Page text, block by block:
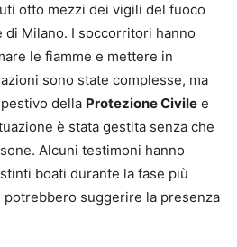
otto mezzi dei vigili del fuoco
Milano. I soccorritori hanno
le fiamme e mettere in
sono state complesse, ma
della Protezione Civile e
è stata gestita senza che
Alcuni testimoni hanno
boati durante la fase più
potrebbero suggerire la presenza